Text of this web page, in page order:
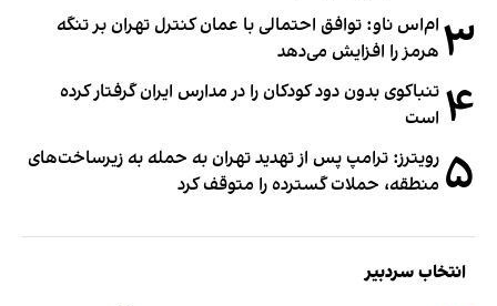
۳ ام‌اس ناو: توافق احتمالی با عمان کنترل تهران بر تنگه
هرمز را افزایش می‌دهد
۴ تنباکوی بدون دود کودکان را در مدارس ایران گرفتار کرده
است
۵ رویترز: ترامپ پس از تهدید تهران به حمله به زیرساخت‌های
منطقه، حملات گسترده را متوقف کرد
انتخاب سردبیر